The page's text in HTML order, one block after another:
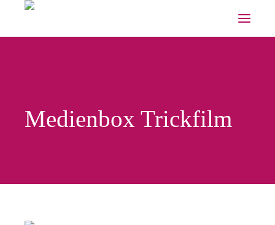
Medienbox Trickfilm